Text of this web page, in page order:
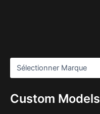
Custom Models